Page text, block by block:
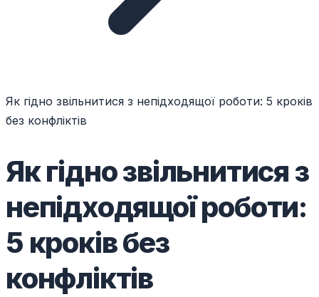
Як гідно звільнитися з непідходящої роботи: 5 кроків
без конфліктів
Як гідно звільнитися з
непідходящої роботи:
5 кроків без
конфліктів